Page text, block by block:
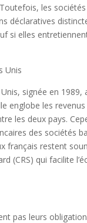
les
déclaratives
si elles
Unis
signée en 1989,
englobe les
les deux pays.
des sociétés
français restent
(CRS) qui facilite
pas leurs